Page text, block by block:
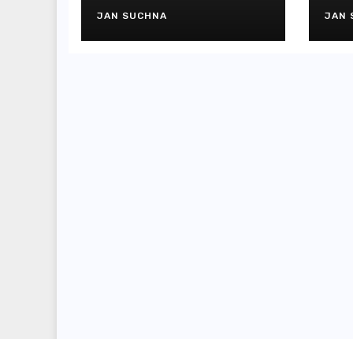
JAN SUCHNA JAN